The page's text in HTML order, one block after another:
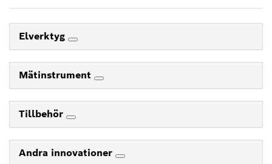
Elverktyg
Mätinstrument
Tillbehör
Andra innovationer